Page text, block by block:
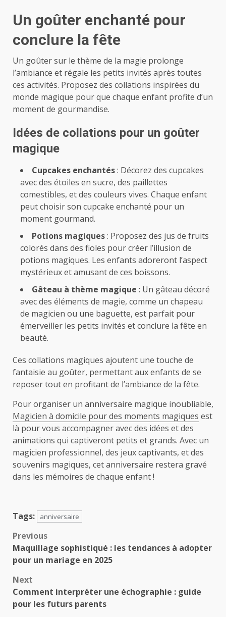
Un goûter enchanté pour
conclure la fête
Un goûter sur le thème de la magie prolonge
l’ambiance et régale les petits invités après toutes
ces activités. Proposez des collations inspirées du
monde magique pour que chaque enfant profite d’un
moment de gourmandise.
Idées de collations pour un goûter
magique
Cupcakes enchantés: Décorez des cupcakes
avec des étoiles en sucre, des paillettes
comestibles, et des couleurs vives. Chaque enfant
peut choisir son cupcake enchanté pour un
moment gourmand.
Potions magiques: Proposez des jus de fruits
colorés dans des fioles pour créer l’illusion de
potions magiques. Les enfants adoreront l’aspect
mystérieux et amusant de ces boissons.
Gâteau à thème magique : Un gâteau décoré
avec des éléments de magie, comme un chapeau
de magicien ou une baguette, est parfait pour
émerveiller les petits invités et conclure la fête en
beauté.
Ces collations magiques ajoutent une touche de
fantaisie au goûter, permettant aux enfants de se
reposer tout en profitant de l’ambiance de la fête.
Pour organiser un anniversaire magique inoubliable,
Magicien à domicile pour des moments magiques est
là pour vous accompagner avec des idées et des
animations qui captiveront petits et grands. Avec un
magicien professionnel, des jeux captivants, et des
souvenirs magiques, cet anniversaire restera gravé
dans les mémoires de chaque enfant !
Tags: anniversaire
Post
navigation
Previous
Maquillage sophistiqué : les tendances à adopter
pour un mariage en 2025
Next
Comment interpréter une échographie : guide
pour les futurs parents